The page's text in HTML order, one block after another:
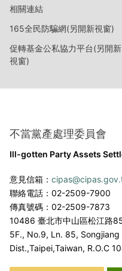
相關連結
165全民防騙網(另開新視窗)
促轉基金公私協力平台(另開新
視窗)
不當黨產處理委員會
Ill-gotten Party Assets
意見信箱：
聯絡電話：02-2509-7900
傳真號碼：02-2509-7873
10486 臺北市中山區松江路
5F., No.9, Ln. 85,
Dist.,Taipei,Taiwan, R.O.C